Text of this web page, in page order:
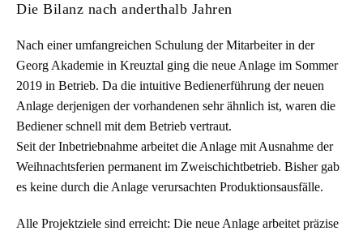
Die Bilanz nach anderthalb Jahren
Nach einer umfangreichen Schulung der Mitarbeiter in der
Georg Akademie in Kreuztal ging die neue Anlage im Sommer
2019 in Betrieb. Da die intuitive Bedienerführung der neuen
Anlage derjenigen der vorhandenen sehr ähnlich ist, waren die
Bediener schnell mit dem Betrieb vertraut.
Seit der Inbetriebnahme arbeitet die Anlage mit Ausnahme der
Weihnachtsferien permanent im Zweischichtbetrieb. Bisher gab
es keine durch die Anlage verursachten Produktionsausfälle.
Alle Projektziele sind erreicht: Die neue Anlage arbeitet präzise